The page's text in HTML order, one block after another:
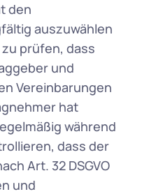
den
auszuwählen
prüfen, dass
und
Vereinbarungen
hat
während
dass der
Art. 32 DSGVO
und